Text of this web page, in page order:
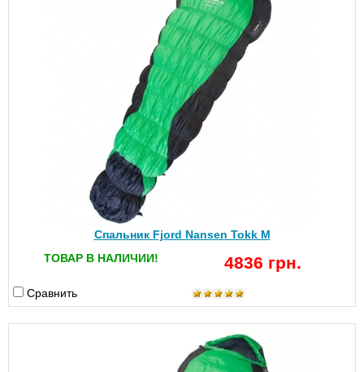
Спальник Fjord Nansen Tokk M
ТОВАР В НАЛИЧИИ!
4836 грн.
Сравнить